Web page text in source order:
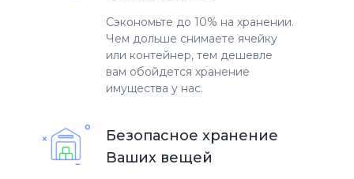
Сэкономьте до 10% на хранении.
Чем дольше снимаете ячейку
или контейнер, тем дешевле
вам обойдется хранение
имущества у нас.
Безопасное хранение
Ваших вещей